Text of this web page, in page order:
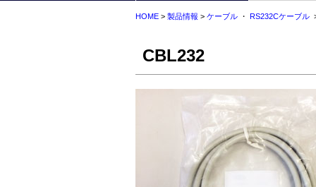
HOME > 製品情報 > ケーブル ・ RS232Cケーブル
CBL232